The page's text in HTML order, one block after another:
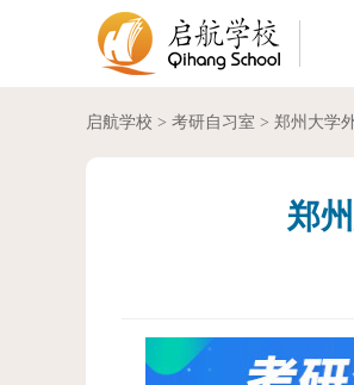
启航学校 > 考研自习室 > 郑州大学
郑